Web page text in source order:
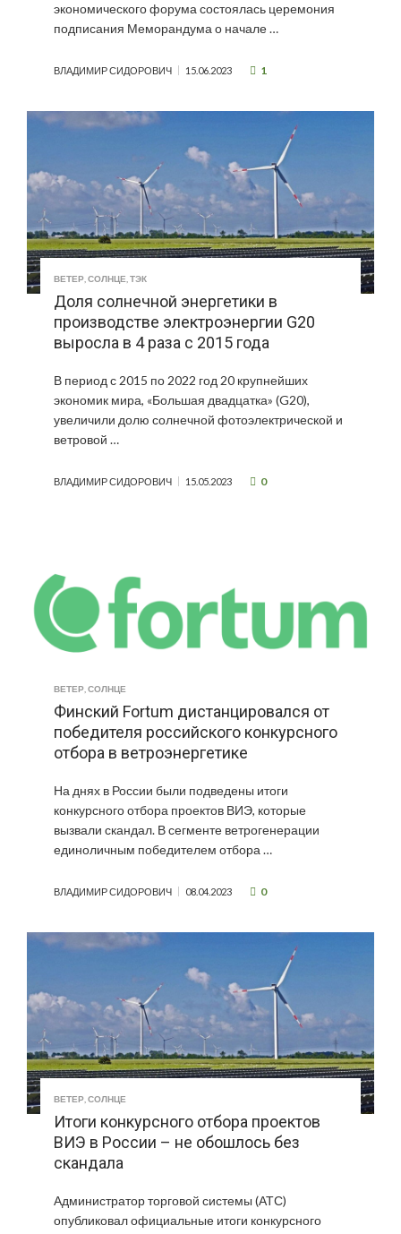
экономического форума состоялась церемония
подписания Меморандума о начале …
ВЛАДИМИР СИДОРОВИЧ 15.06.2023 1
ВЕТЕР СОЛНЦЕ ТЭК
Доля солнечной энергетики в
производстве электроэнергии G20
выросла в 4 раза с 2015 года
В период с 2015 по 2022 год 20 крупнейших
экономик мира, «Большая двадцатка» (G20),
увеличили долю солнечной фотоэлектрической и
ветровой …
ВЛАДИМИР СИДОРОВИЧ 15.05.2023 0
ВЕТЕР СОЛНЦЕ
Финский Fortum дистанцировался от
победителя российского конкурсного
отбора в ветроэнергетике
На днях в России были подведены итоги
конкурсного отбора проектов ВИЭ, которые
вызвали скандал. В сегменте ветрогенерации
единоличным победителем отбора …
ВЛАДИМИР СИДОРОВИЧ 08.04.2023 0
ВЕТЕР СОЛНЦЕ
Итоги конкурсного отбора проектов
ВИЭ в России – не обошлось без
скандала
Администратор торговой системы (АТС)
опубликовал официальные итоги конкурсного